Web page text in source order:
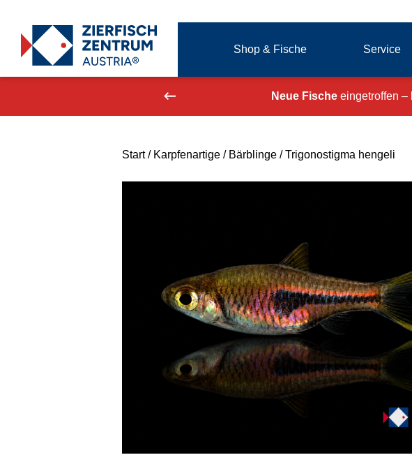
Zierfisch Aquarium Austria Shop & Fische Service
Neue Fischeeingetroffen –
Start/ Karpfenartige/ Bärblinge/ Trigonostigma hengeli